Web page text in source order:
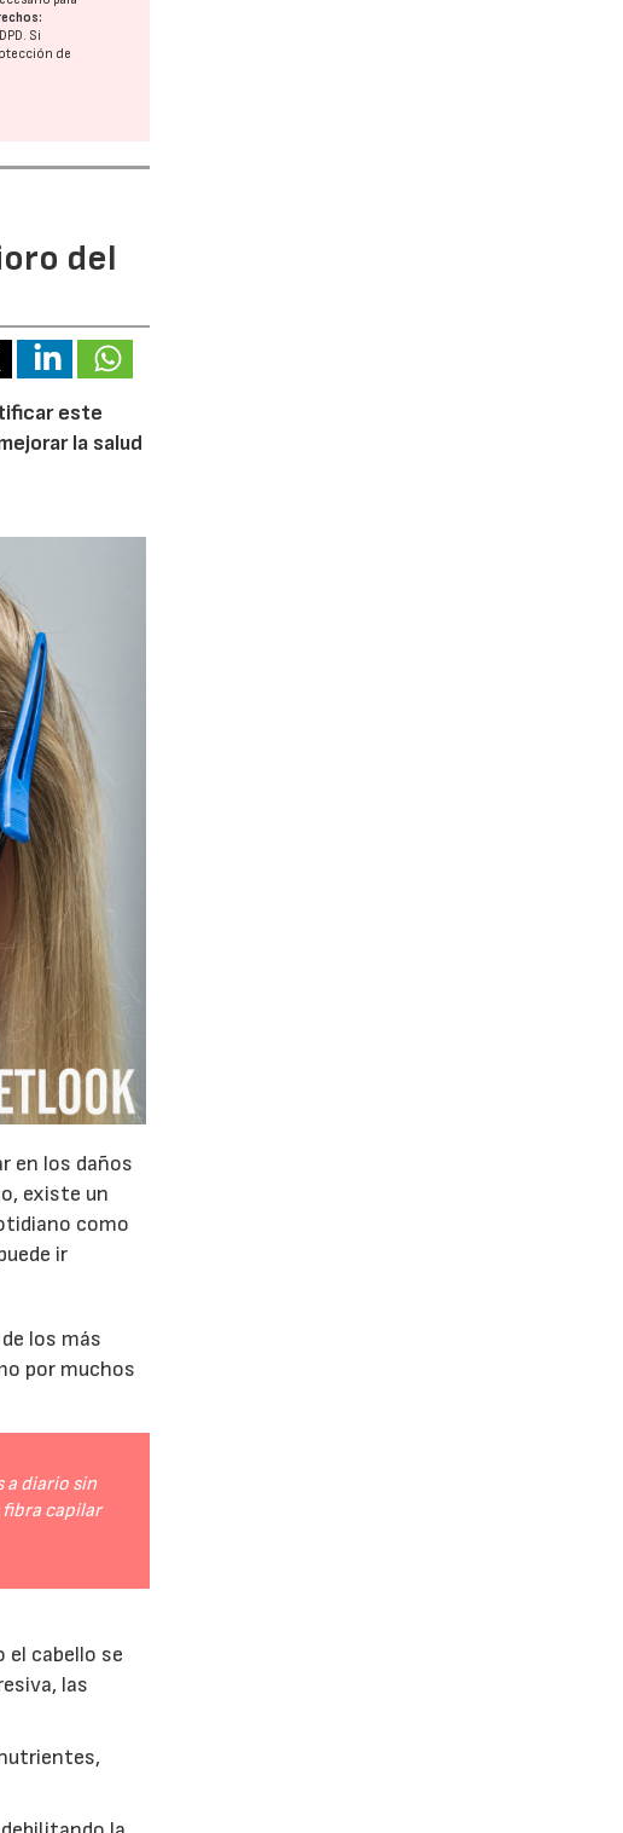
. Si
de
del
este
la salud
en los daños
existe un
como
ir
los más
por muchos
a diario sin
fibra capilar
el cabello se
las